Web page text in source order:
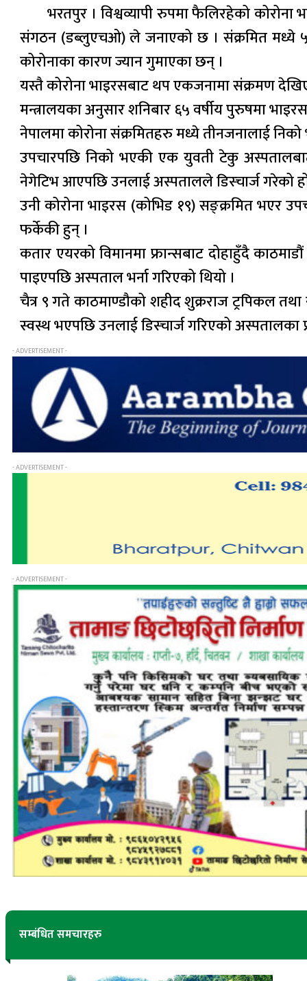
भरतपुर । विश्वव्यापी रुपमा फैलिरहेको
संगठन (डब्लुएचओ) ले जनाएको छ । संक्रमित मध्ये
कोरोनाका कारण ज्यान गुमाएका छन् ।
यस्तै कोरोना भाइरसबाट थप एकजनामा संक्रमण
मन्त्रालयका अनुसार शनिबार ६५ वर्षीय पुरुषमा
नेपालमा कोरोना संक्रमितहरु मध्ये तीनजनालाई
उपचारपछि निको भएकी एक युवती टेकु
नेगेटिभ आएपछि उनलाई अस्पतालले डिस्चार्ज गरेको
उनी कोरोना भाइरस (कोभिड १९) सङ्क्रमित भएर
फर्केकी हुन् ।
कतार एयरको विमानमा फ्रान्सबाट दोहाहुँदै
पाइएपछि अस्पताल भर्ना गरिएको थियो ।
चैत्र ९ गते काठमाण्डौको शहीद शुक्रराज ट्रपिकल
स्वस्थ भएपछि उनलाई डिस्चार्ज गरिएको अस्पतालका
- ADVERTISEMENT -
- ADVERTISEMENT -
- ADVERTISEMENT -
सम्बंधित समचारहरु